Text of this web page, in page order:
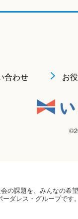
合わせ お
の課題を、みんなの希
ダレス・グループです。